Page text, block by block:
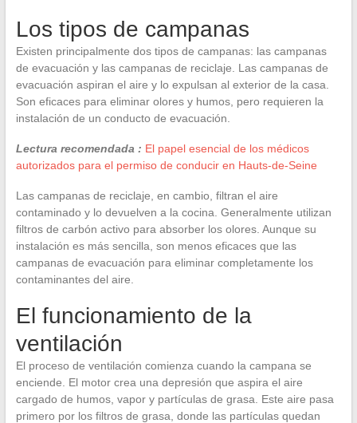
Los tipos de campanas
Existen principalmente dos tipos de campanas: las campanas
de evacuación y las campanas de reciclaje. Las campanas de
evacuación aspiran el aire y lo expulsan al exterior de la casa.
Son eficaces para eliminar olores y humos, pero requieren la
instalación de un conducto de evacuación.
Lectura recomendada : El papel esencial de los médicos
autorizados para el permiso de conducir en Hauts-de-Seine
Las campanas de reciclaje, en cambio, filtran el aire
contaminado y lo devuelven a la cocina. Generalmente utilizan
filtros de carbón activo para absorber los olores. Aunque su
instalación es más sencilla, son menos eficaces que las
campanas de evacuación para eliminar completamente los
contaminantes del aire.
El funcionamiento de la
ventilación
El proceso de ventilación comienza cuando la campana se
enciende. El motor crea una depresión que aspira el aire
cargado de humos, vapor y partículas de grasa. Este aire pasa
primero por los filtros de grasa, donde las partículas quedan